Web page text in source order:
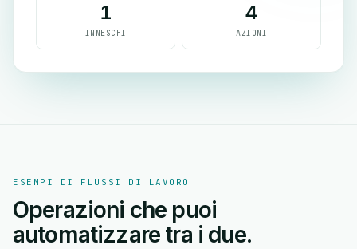
1
INNESCHI
4
AZIONI
ESEMPI DI FLUSSI DI LAVORO
Operazioni che puoi
automatizzare tra i due.